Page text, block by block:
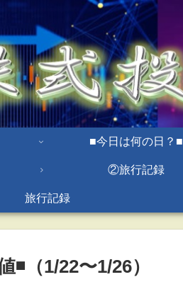
■今日は何の日？■
②旅行記録
旅行記録
（1/22〜1/26）